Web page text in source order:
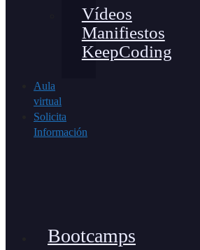
Vídeos
Manifiestos
KeepCoding
Aula
virtual
Solicita
Información
Bootcamps